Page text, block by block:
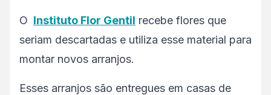
O Instituto Flor Gentil recebe flores que
seriam descartadas e utiliza esse material para
montar novos arranjos.
Esses arranjos são entregues em casas de